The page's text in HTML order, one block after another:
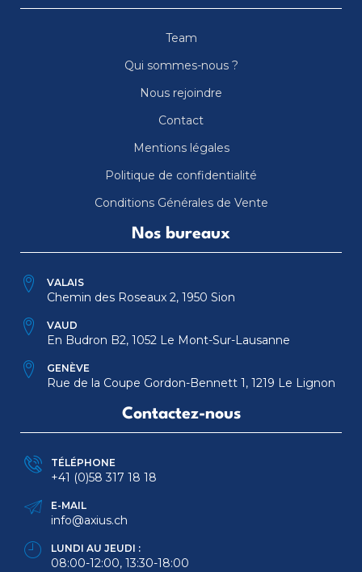
Team
Qui sommes-nous ?
Nous rejoindre
Contact
Mentions légales
Politique de confidentialité
Conditions Générales de Vente
Nos bureaux
VALAIS
Chemin des Roseaux 2, 1950 Sion
VAUD
En Budron B2, 1052 Le Mont-Sur-Lausanne
GENÈVE
Rue de la Coupe Gordon-Bennett 1, 1219 Le Lignon
Contactez-nous
TÉLÉPHONE
+41 (0)58 317 18 18
E-MAIL
info@axius.ch
LUNDI AU JEUDI :
08:00-12:00, 13:30-18:00